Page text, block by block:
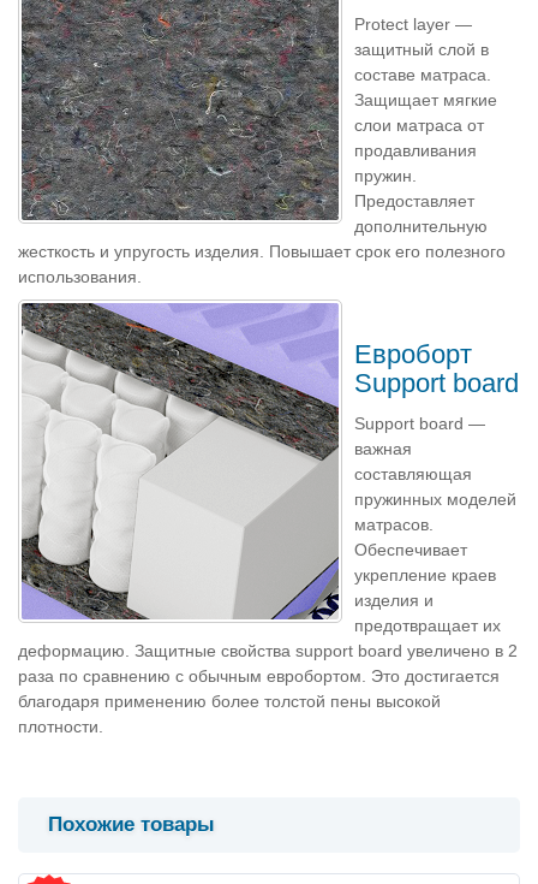
Protect layer —
защитный слой в
составе матраса.
Защищает мягкие
слои матраса от
продавливания
пружин.
Предоставляет
дополнительную
жесткость и упругость изделия. Повышает срок его полезного
использования.
Евроборт
Support board
Support board —
важная
составляющая
пружинных моделей
матрасов.
Обеспечивает
укрепление краев
изделия и
предотвращает их
деформацию. Защитные свойства support board увеличено в 2
раза по сравнению с обычным евробортом. Это достигается
благодаря применению более толстой пены высокой
плотности.
Похожие товары